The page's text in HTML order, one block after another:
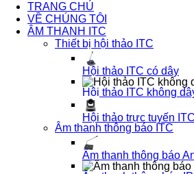
TRANG CHỦ
VỀ CHÚNG TÔI
ÂM THANH ITC
Thiết bị hội thảo ITC
Hội thảo ITC có dây
Hội thảo ITC không
Hội thảo trực tuyến ITC
Âm thanh thông báo ITC
Âm thanh thông báo